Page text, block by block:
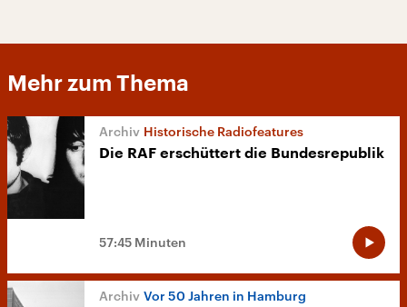
Mehr zum Thema
Historische Radiofeatures
Die RAF erschüttert die Bundesrepublik
57:45 Minuten
Vor 50 Jahren in Hamburg